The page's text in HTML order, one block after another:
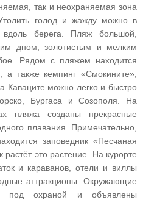
так и неохраняемая зона
голод и жажду можно в
вдоль берега. Пляж большой,
дном, золотистым и мелким
Рядом с пляжем находится
также кемпинг «Смокините»,
Каваците можно легко и быстро
Бургаса и Созополя. На
пляжа созданы прекрасные
плавания. Примечательно,
заповедник «Песчаная
это растение. На курорте
и караванов, отели и виллы
аттракционы. Окружающие
под охраной и объявлены